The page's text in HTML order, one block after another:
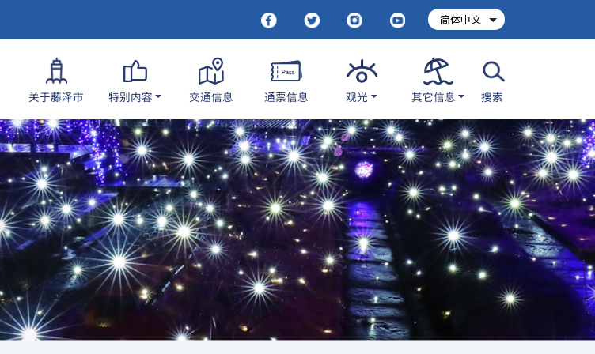
关于藤泽市 特别内容 交通信息 通票信息 观光 其它信息 搜索